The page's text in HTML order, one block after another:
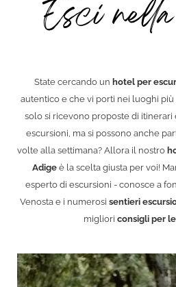
Esci
State cercando un hotel per
autentico e che vi porti nei luoghi
solo si ricevono proposte di itinerari
escursioni, ma si possono anche
volte alla settimana? Allora il nostro
Adige è la scelta giusta per voi!
esperto di escursioni - conosce a
Venosta e i numerosi sentieri
migliori consigli per